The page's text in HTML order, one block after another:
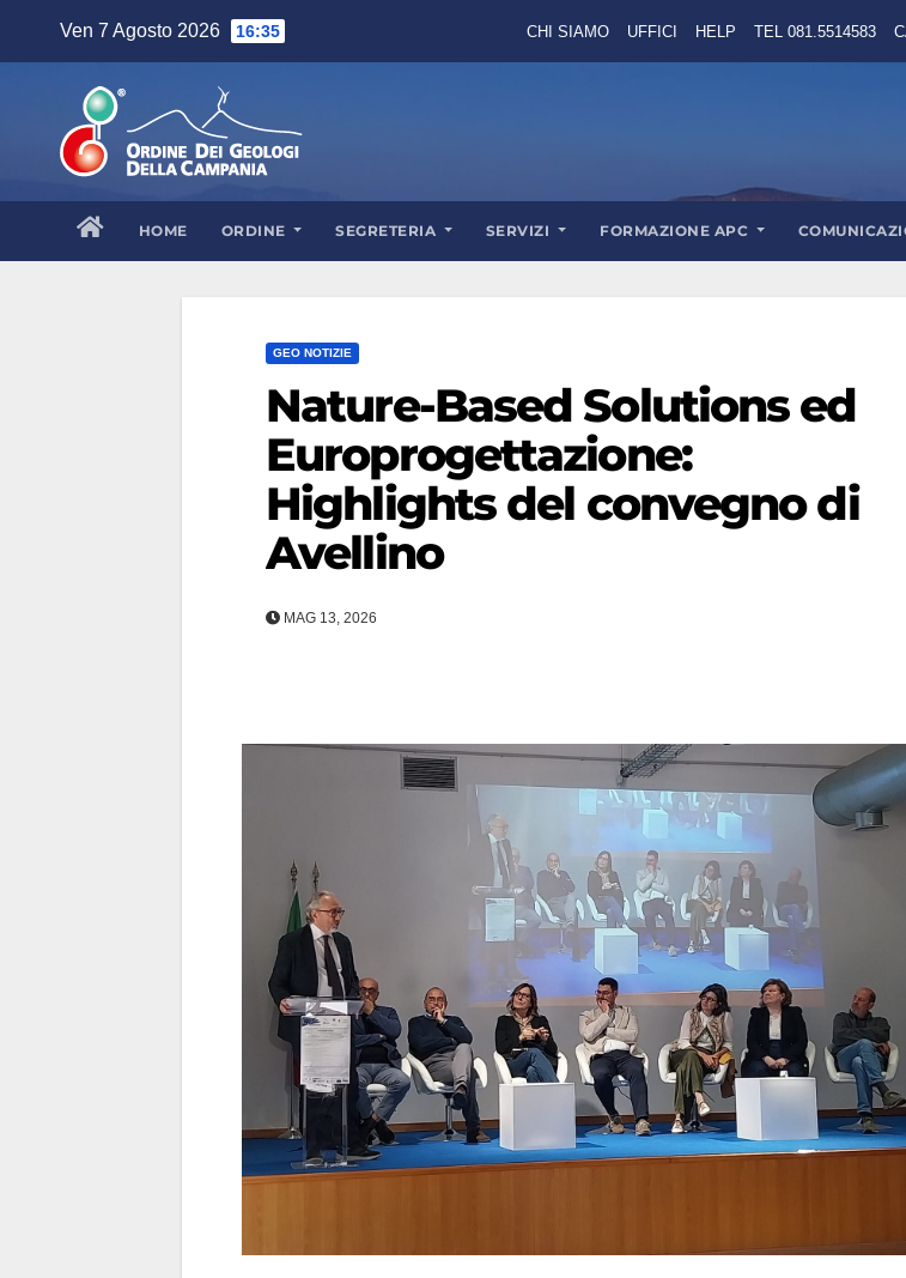
Ven 7 Agosto 2026 16:35 CHI SIAMO UFFICI HELP TEL 081.5514583
HOME ORDINE SEGRETERIA SERVIZI FORMAZIONE APC
GEO NOTIZIE
Nature-Based Solutions ed
Europrogettazione:
Highlights del convegno di
Avellino
MAG 13, 2026